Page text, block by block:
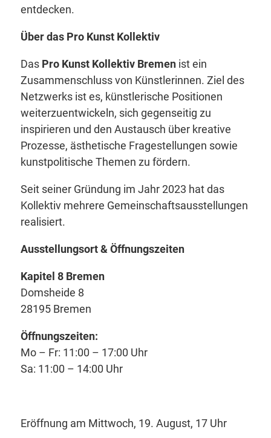
entdecken.
Über das Pro Kunst Kollektiv
Das Pro Kunst Kollektiv Bremenist ein
Zusammenschluss von Künstlerinnen. Ziel des
Netzwerks ist es, künstlerische Positionen
weiterzuentwickeln, sich gegenseitig zu
inspirieren und den Austausch über kreative
Prozesse, ästhetische Fragestellungen sowie
kunstpolitische Themen zu fördern.
Seit seiner Gründung im Jahr 2023 hat das
Kollektiv mehrere Gemeinschaftsausstellungen
realisiert.
Ausstellungsort & Öffnungszeiten
Kapitel 8 Bremen
Domsheide 8
28195 Bremen
Öffnungszeiten:
Mo – Fr: 11:00 – 17:00 Uhr
Sa: 11:00 – 14:00 Uhr
Eröffnung am Mittwoch, 19. August, 17 Uhr